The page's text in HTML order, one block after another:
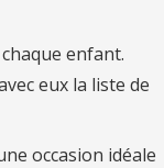
enfant.
eux la liste de
occasion idéale